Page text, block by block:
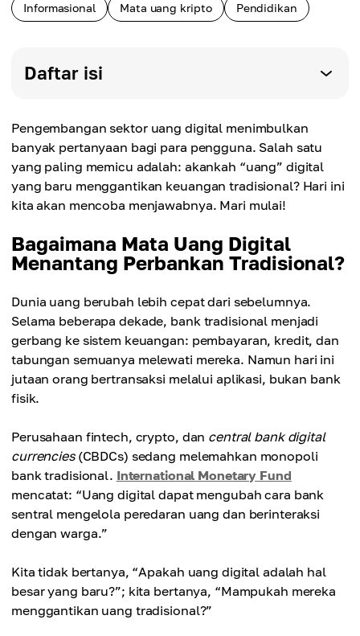
Informasional Mata uang kripto Pendidikan
Daftar isi
Pengembangan sektor uang digital menimbulkan
banyak pertanyaan bagi para pengguna. Salah satu
yang paling memicu adalah: akankah “uang” digital
yang baru menggantikan keuangan tradisional? Hari ini
kita akan mencoba menjawabnya. Mari mulai!
Bagaimana Mata Uang Digital
Menantang Perbankan Tradisional?
Dunia uang berubah lebih cepat dari sebelumnya.
Selama beberapa dekade, bank tradisional menjadi
gerbang ke sistem keuangan: pembayaran, kredit, dan
tabungan semuanya melewati mereka. Namun hari ini
jutaan orang bertransaksi melalui aplikasi, bukan bank
fisik.
Perusahaan fintech, crypto, dan central bank digital
currencies(CBDCs) sedang melemahkan monopoli
bank tradisional. International Monetary Fund
mencatat: “Uang digital dapat mengubah cara bank
sentral mengelola peredaran uang dan berinteraksi
dengan warga.”
Kita tidak bertanya, “Apakah uang digital adalah hal
besar yang baru?”; kita bertanya, “Mampukah mereka
menggantikan uang tradisional?”